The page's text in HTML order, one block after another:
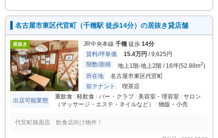
名古屋市東区代官町（千種駅 徒歩14分）の居抜き貸店舗
居抜き JR中央本線 千種 徒歩 14分
賃料/坪単価
15.4万円 / 9,625円
階数/面積
地上1階-地上2階 / 16坪(52.88m2)
所在地
名古屋市東区代官町
前テナント
喫茶店
出店可能業態
重飲食 軽飲食 バー・クラブ 美容室・理容室
サロン
（マッサージ・エステ・ネイルなど）
物販・小売
代官町路面店 飲食店向け物件！